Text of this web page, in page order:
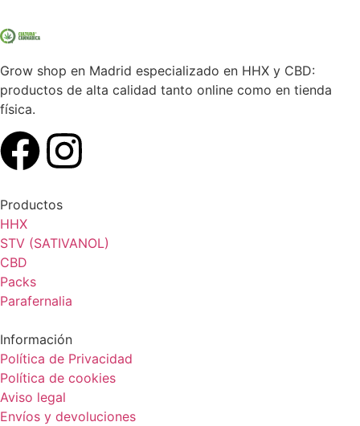
Grow shop en Madrid especializado en HHX y CBD:
productos de alta calidad tanto online como en tienda
física.
Productos
HHX
STV (SATIVANOL)
CBD
Packs
Parafernalia
Información
Política de Privacidad
Política de cookies
Aviso legal
Envíos y devoluciones